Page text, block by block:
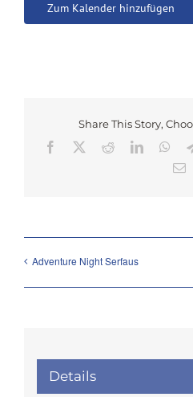
Zum Kalender hinzufügen
Share This Story,
Facebook
RedditLinkedIn
Adventure Night Serfaus
Details